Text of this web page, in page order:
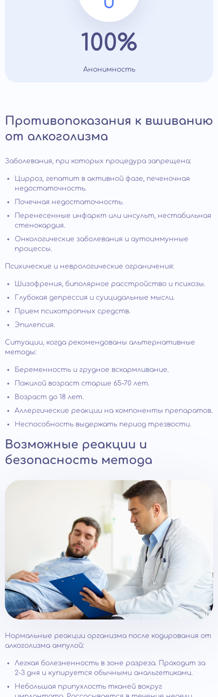
100%
Анонимность
Противопоказания к вшиванию
от алкоголизма
Заболевания, при которых процедура запрещена:
Цирроз, гепатит в активной фазе, печеночная
недостаточность.
Почечная недостаточность.
Перенесенные инфаркт или инсульт, нестабильная
стенокардия.
Онкологические заболевания и аутоиммунные
процессы.
Психические и неврологические ограничения:
Шизофрения, биполярное расстройство и психозы.
Глубокая депрессия и суицидальные мысли.
Прием психотропных средств.
Эпилепсия.
Ситуации, когда рекомендованы альтернативные
методы:
Беременность и грудное вскармливание.
Пожилой возраст старше 65-70 лет.
Возраст до 18 лет.
Аллергические реакции на компоненты препаратов.
Неспособность выдержать период трезвости.
Возможные реакции и
безопасность метода
Нормальные реакции организма после кодирования от
алкоголизма ампулой:
Легкая болезненность в зоне разреза. Проходит за
2-3 дня и купируется обычными анальгетиками.
Небольшая припухлость тканей вокруг